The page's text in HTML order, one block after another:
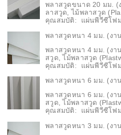
พลาสวูดขนาด 20 มม.
ลาสวูด, ไม้พลาสวูด
คุณสมบัติ: แผ่นพีวีซีโฟม
พลาสวูดหนา 4 มม. (งา
พลาสวูดหนา 4 มม. (งา
สวูด, ไม้พลาสวูด
คุณสมบัติ: แผ่นพีวีซีโฟม
พลาสวูดหนา 6 มม. (งา
พลาสวูดหนา 6 มม. (งา
สวูด, ไม้พลาสวูด
คุณสมบัติ: แผ่นพีวีซีโฟม
พลาสวูดหนา 3 มม. (งา